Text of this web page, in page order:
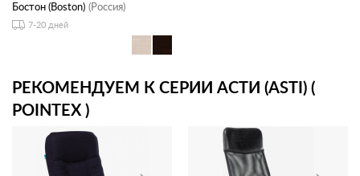
Бостон (Boston) (Россия)
7-20 дней
РЕКОМЕНДУЕМ К СЕРИИ АСТИ (ASTI) (
POINTEX )